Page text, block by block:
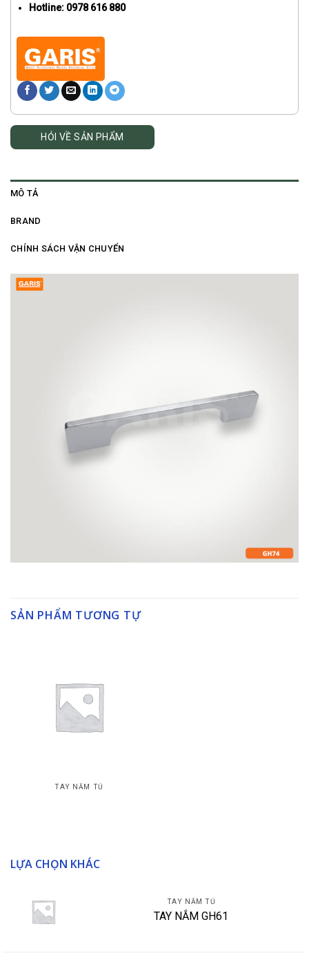
HỎI VỀ SẢN PHẨM
Hotline: 0978 616 880
MÔ TẢ
BRAND
CHÍNH SÁCH VẬN CHUYỂN
SẢN PHẨM TƯƠNG TỰ
TAY NẮM TỦ
LỰA CHỌN KHÁC
TAY NẮM TỦ
TAY NẮM GH61